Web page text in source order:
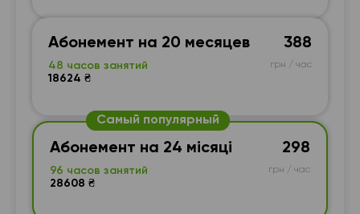
Абонемент на 20 месяцев
48 часов занятий
18624 ₴
388
грн / час
Самый популярный
Абонемент на 24 місяці
96 часов занятий
28608 ₴
298
грн / час